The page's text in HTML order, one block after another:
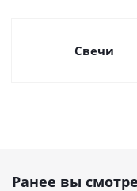
Свечи
Ранее вы